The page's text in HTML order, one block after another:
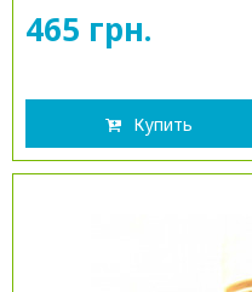
465 грн.
Купить